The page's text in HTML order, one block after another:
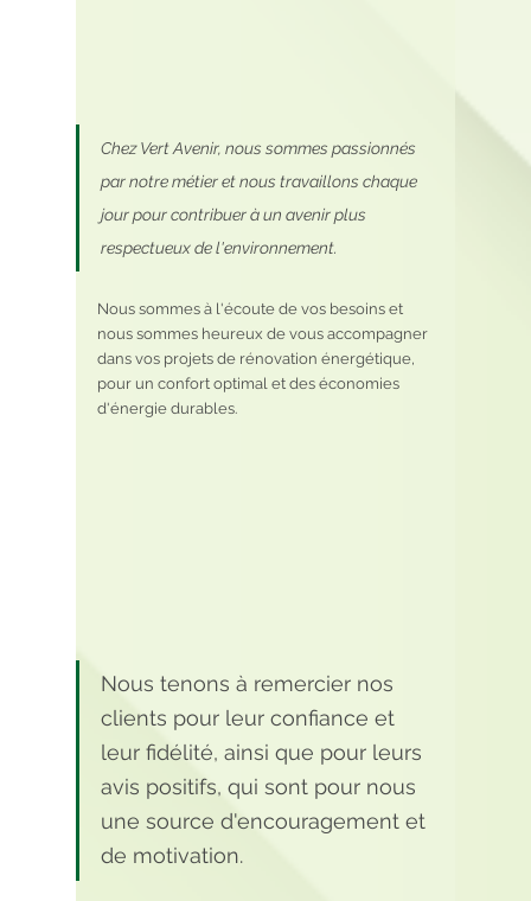
Chez Vert Avenir, nous sommes passionnés
par notre métier et nous travaillons chaque
jour pour contribuer à un avenir plus
respectueux de l'environnement.
Nous sommes à l'écoute de vos besoins et
nous sommes heureux de vous accompagner
dans vos projets de rénovation énergétique,
pour un confort optimal et des économies
d'énergie durables.
Nous tenons à remercier nos
clients pour leur confiance et
leur fidélité, ainsi que pour leurs
avis positifs, qui sont pour nous
une source d'encouragement et
de motivation.